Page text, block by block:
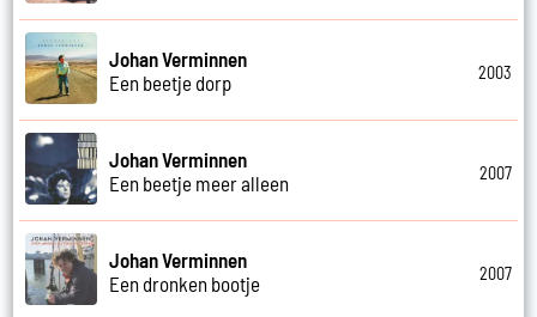
Johan Verminnen
Een beetje dorp
2003
Johan Verminnen
Een beetje meer alleen
2007
Johan Verminnen
Een dronken bootje
2007